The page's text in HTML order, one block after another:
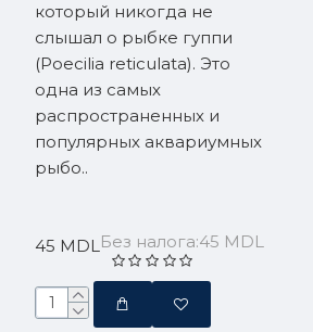
который никогда не
слышал о рыбке гуппи
(Poecilia reticulata). Это
одна из самых
распространенных и
популярных аквариумных
рыбо..
45 MDLБез налога:45 MDL